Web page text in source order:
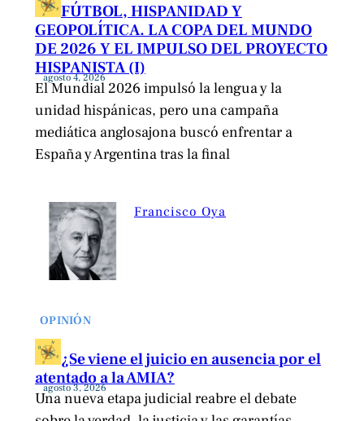
FÚTBOL, HISPANIDAD Y
GEOPOLÍTICA. LA COPA DEL MUNDO
DE 2026 Y EL IMPULSO DEL PROYECTO
HISPANISTA (I)
agosto 4, 2026
El Mundial 2026 impulsó la lengua y la
unidad hispánicas, pero una campaña
mediática anglosajona buscó enfrentar a
España y Argentina tras la final
Francisco Oya
OPINIÓN
¿Se viene el juicio en ausencia por el
atentado a la AMIA?
agosto 3, 2026
Una nueva etapa judicial reabre el debate